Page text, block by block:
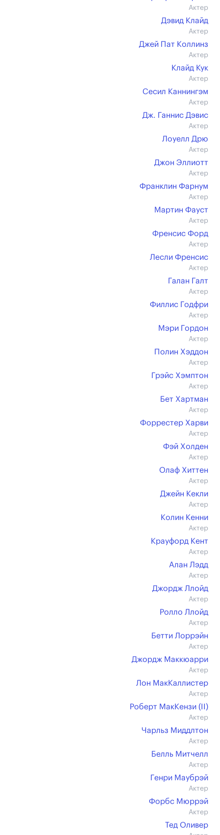
Актер
Дэвид Клайд
Актер
Джей Пат Коллинз
Актер
Клайд Кук
Актер
Сесил Каннингэм
Актер
Дж. Ганнис Дэвис
Актер
Лоуелл Дрю
Актер
Джон Эллиотт
Актер
Франклин Фарнум
Актер
Мартин Фауст
Актер
Френсис Форд
Актер
Лесли Френсис
Актер
Галан Галт
Актер
Филлис Годфри
Актер
Мэри Гордон
Актер
Полин Хэддон
Актер
Грэйс Хэмптон
Актер
Бет Хартман
Актер
Форрестер Харви
Актер
Фэй Холден
Актер
Олаф Хиттен
Актер
Джейн Кекли
Актер
Колин Кенни
Актер
Крауфорд Кент
Актер
Алан Лэдд
Актер
Джордж Ллойд
Актер
Ролло Ллойд
Актер
Бетти Лоррэйн
Актер
Джордж Маккюарри
Актер
Лон МакКаллистер
Актер
Роберт МакКензи (II)
Актер
Чарльз Миддлтон
Актер
Белль Митчелл
Актер
Генри Маубрэй
Актер
Форбс Мюррэй
Актер
Тед Оливер